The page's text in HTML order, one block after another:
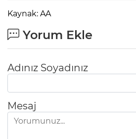
Kaynak: AA
Yorum Ekle
Adınız Soyadınız
Mesaj